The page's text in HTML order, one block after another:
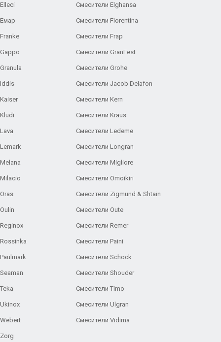
Смесители Elghansa
Смесители Florentina
Смесители Frap
Смесители GranFest
Смесители Grohe
Смесители Jacob Delafon
Смесители Kern
Смесители Kraus
Смесители Ledeme
Смесители Longran
Смесители Migliore
Смесители Omoikiri
Смесители Zigmund & Shtain
Смесители Oute
Смесители Remer
Смесители Paini
Смесители Schock
Смесители Shouder
Смесители Timo
Смесители Ulgran
Смесители Vidima